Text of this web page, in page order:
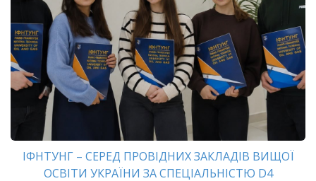
ІФНТУНГ – СЕРЕД ПРОВІДНИХ ЗАКЛАДІВ ВИЩОЇ
ОСВІТИ УКРАЇНИ ЗА СПЕЦІАЛЬНІСТЮ D4